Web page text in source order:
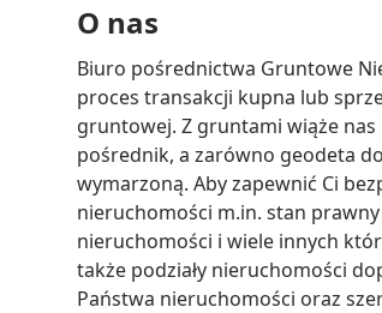
O nas
Biuro pośrednictwa Gruntowe
proces transakcji kupna lub
gruntowej. Z gruntami wiąże
pośrednik, a zarówno geodeta
wymarzoną. Aby zapewnić Ci
nieruchomości m.in. stan prawny
nieruchomości i wiele innych
także podziały nieruchomości
Państwa nieruchomości oraz